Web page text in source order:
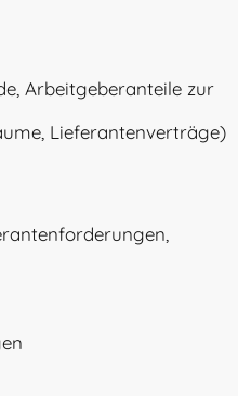
Arbeitgeberanteile zur
Lieferantenverträge)